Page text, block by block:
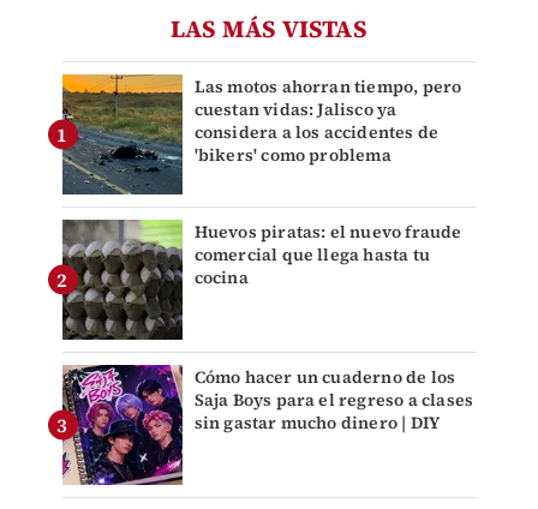
LAS MÁS VISTAS
Las motos ahorran tiempo, pero
cuestan vidas: Jalisco ya
considera a los accidentes de
'bikers' como problema
Huevos piratas: el nuevo fraude
comercial que llega hasta tu
cocina
Cómo hacer un cuaderno de los
Saja Boys para el regreso a clases
sin gastar mucho dinero | DIY